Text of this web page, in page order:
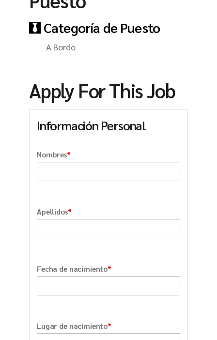
Categoría de Puesto
A Bordo
Apply For This Job
Información Personal
Nombres*
Apellidos*
Fecha de nacimiento*
Lugar de nacimiento*